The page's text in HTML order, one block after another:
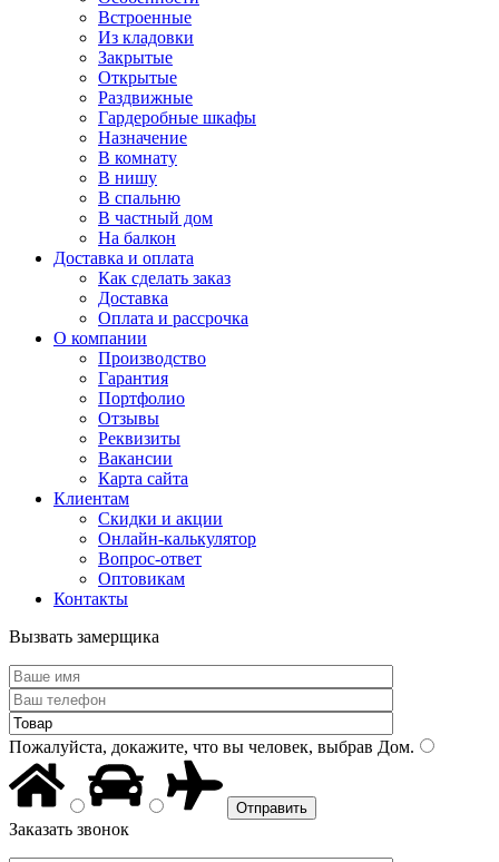
Встроенные
Из кладовки
Закрытые
Открытые
Раздвижные
Гардеробные шкафы
Назначение
В комнату
В нишу
В спальню
В частный дом
На балкон
Доставка и оплата
Как сделать заказ
Доставка
Оплата и рассрочка
О компании
Производство
Гарантия
Портфолио
Отзывы
Реквизиты
Вакансии
Карта сайта
Клиентам
Скидки и акции
Онлайн-калькулятор
Вопрос-ответ
Оптовикам
Контакты
Вызвать замерщика
Пожалуйста, докажите, что вы человек, выбрав Дом.
Заказать звонок